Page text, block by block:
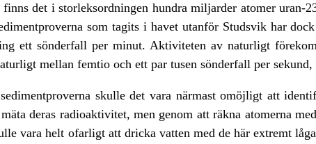
finns det i storleksordningen hundra miljarder atomer uran-
som tagits i havet utanför Studsvik har
ett sönderfall per minut. Aktiviteten av naturligt
mellan femtio och ett par tusen sönderfall per
skulle det vara närmast omöjligt att
deras radioaktivitet, men genom att räkna atomerna
vara helt ofarligt att dricka vatten med de här extremt